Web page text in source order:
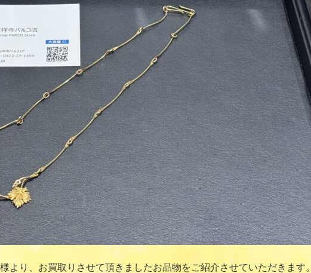
より、お買取りさせて頂きましたお品物をご紹介させていただきます。